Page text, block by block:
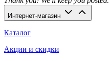
Интернет-магазин
Каталог
Акции и скидки